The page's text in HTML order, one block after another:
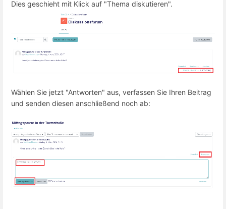
Dies geschieht mit Klick auf "Thema diskutieren".
Wählen Sie jetzt "Antworten" aus, verfassen Sie Ihren Beitrag
und senden diesen anschließend noch ab: